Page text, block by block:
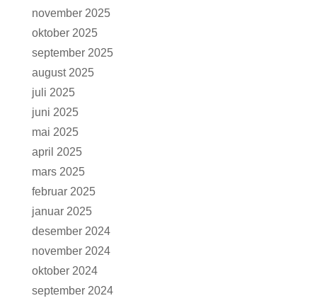
november 2025
oktober 2025
september 2025
august 2025
juli 2025
juni 2025
mai 2025
april 2025
mars 2025
februar 2025
januar 2025
desember 2024
november 2024
oktober 2024
september 2024